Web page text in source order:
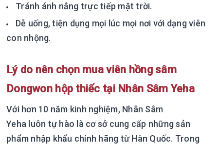
Tránh ánh nắng trực tiếp mặt trời.
Dễ uống, tiện dụng mọi lúc mọi nơi với dạng viên
con nhộng.
Lý do nên chọn mua viên hồng sâm
Dongwon hộp thiếc tại Nhân Sâm Yeha
Với hơn 10 năm kinh nghiệm, Nhân Sâm
Yeha luôn tự hào là cơ sở cung cấp những sản
phẩm nhập khẩu chính hãng từ Hàn Quốc. Trong